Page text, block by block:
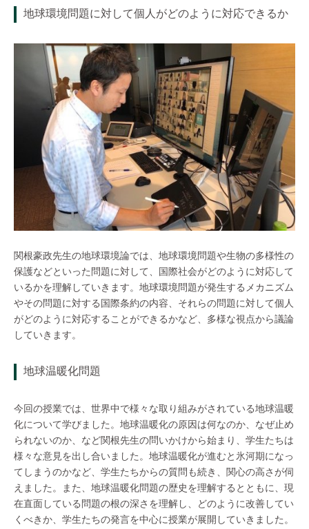
地球環境問題に対して個人がどのように対応できるか
関根豪政先生の地球環境論では、地球環境問題や生物の多様性の
保護などといった問題に対して、国際社会がどのように対応して
いるかを理解していきます。地球環境問題が発生するメカニズム
やその問題に対する国際条約の内容、それらの問題に対して個人
がどのように対応することができるかなど、多様な視点から議論
していきます。
地球温暖化問題
今回の授業では、世界中で様々な取り組みがされている地球温暖
化について学びました。地球温暖化の原因は何なのか、なぜ止め
られないのか、など関根先生の問いかけから始まり、学生たちは
様々な意見を出し合いました。地球温暖化が進むと氷河期になっ
てしまうのかなど、学生たちからの質問も続き、関心の高さが伺
えました。また、地球温暖化問題の歴史を理解するとともに、現
在直面している問題の根の深さを理解し、どのように改善してい
くべきか、学生たちの発言を中心に授業が展開していきました。